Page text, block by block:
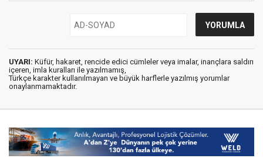
UYARI: Küfür, hakaret, rencide edici cümleler veya imalar, inançlara saldırı
içeren, imla kuralları ile yazılmamış,
Türkçe karakter kullanılmayan ve büyük harflerle yazılmış yorumlar
onaylanmamaktadır.